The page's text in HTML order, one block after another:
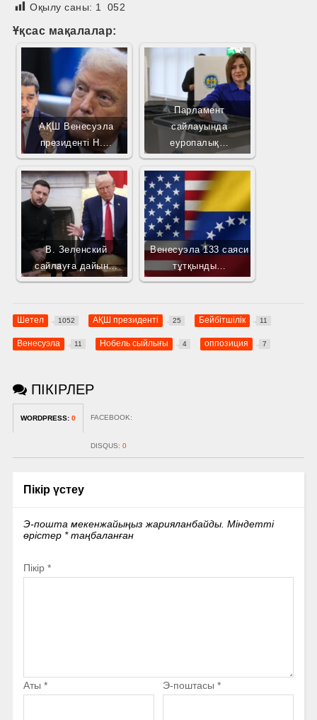
Оқылу саны: 1 052
Ұқсас мақалалар:
АҚШ Венесуэла
президенті Н.…
Парламент
сайлауында
еуропалық…
В. Зеленский
сайлауға дайын…
Венесуэла 133 саяси
тұтқынды…
Шетел 1052 АҚШ президенті 25 Бейбітшілік 11
Венесуэла 11 Нобель сыйлығы 4 оппозиция 7
ПІКІРЛЕР
WORDPRESS: 0 FACEBOOK:
DISQUS: 0
Пікір үстеу
Э-пошта мекенжайыңыз жарияланбайды. Міндетті
өрістер *таңбаланған
Пікір *
Аты * Э-поштасы *